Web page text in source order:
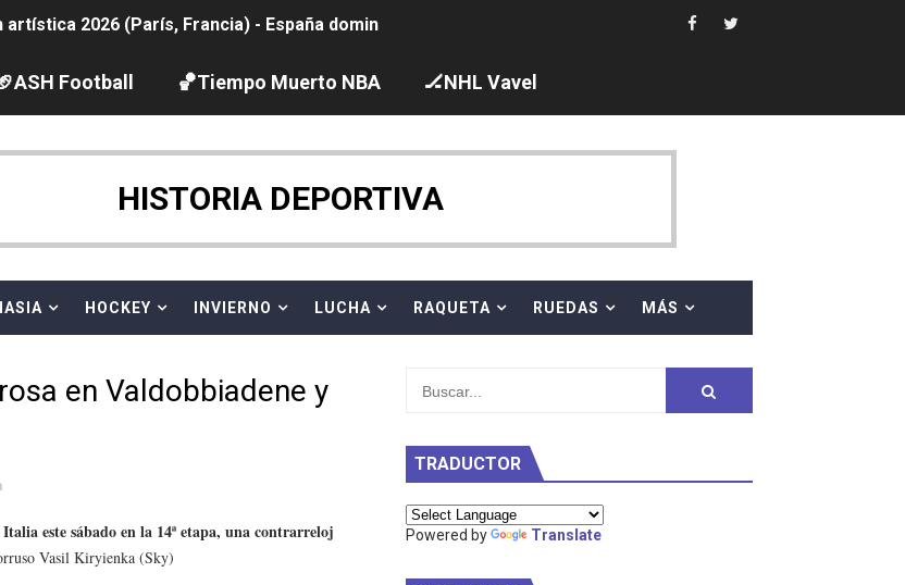
artística 2026 (París, Francia) - España domina junto al equipo neutral ruso, llevándose 8 medallas, seis para
una semana después a The Demand por tríos en el Grand Slam Mexico
5
2026 (París, Francia) - Dobletes de Wellbrock y Taddeucci. Ángela Martínez 5ª en 10km
ponen fin al reinado por parejas de The Vanity Project
Football 🏀Tiempo Muerto NBA 🏒NHL Vavel
HISTORIA DEPORTIVA
HOCKEY INVIERNO LUCHA RAQUETA RUEDAS MÁS
en Valdobbiadene y
este sábado en la 14ª etapa, una contrarreloj
Vasil Kiryienka (Sky)
TRADUCTOR
Powered by Translate